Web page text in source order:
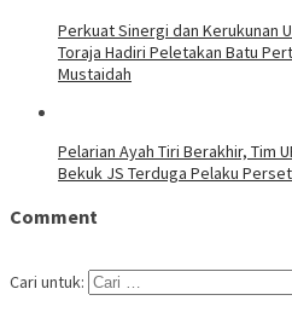
Perkuat Sinergi dan Kerukunan
Toraja Hadiri Peletakan Batu
Mustaidah
Pelarian Ayah Tiri Berakhir, Tim
Bekuk JS Terduga Pelaku
Comment
Cari untuk: